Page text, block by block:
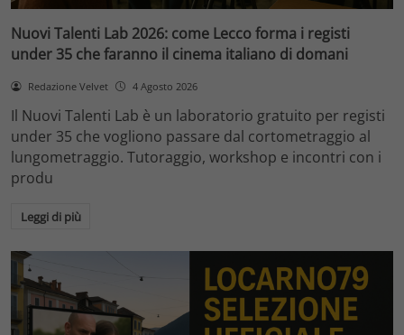
Nuovi Talenti Lab 2026: come Lecco forma i registi
under 35 che faranno il cinema italiano di domani
Redazione Velvet 4 Agosto 2026
Il Nuovi Talenti Lab è un laboratorio gratuito per registi
under 35 che vogliono passare dal cortometraggio al
lungometraggio. Tutoraggio, workshop e incontri con i
produ
Leggi di più